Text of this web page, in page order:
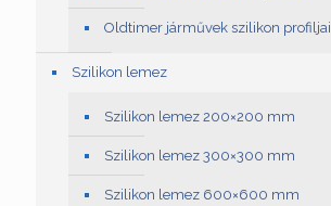
Oldtimer járművek szilikon profiljai
Szilikon lemez
Szilikon lemez 200×200 mm
Szilikon lemez 300×300 mm
Szilikon lemez 600×600 mm